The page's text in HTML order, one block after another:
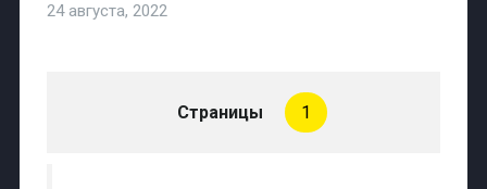
24 августа, 2022
Страницы 1